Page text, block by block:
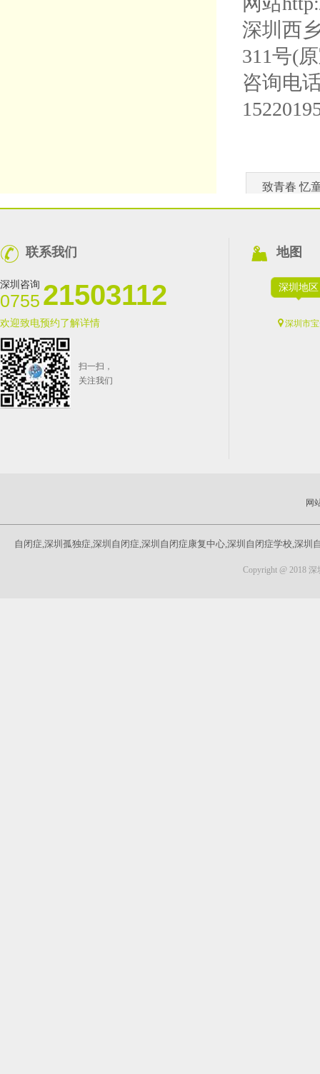
深圳西
311号(
咨询电
致青春 忆
联系我们
深圳咨询
0755 21503112
欢迎致电预约了解详情
扫一扫，
关注我们
地图
深圳地区
深圳市
网
自闭症,深圳孤独症,深圳自闭症,深圳自闭症康复中心,深圳自闭症学校,深
Copyright @ 2018